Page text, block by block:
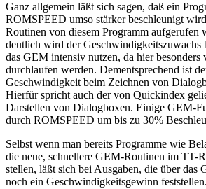
Ganz allgemein läßt sich sagen, daß ein
ROMSPEED umso stärker beschleunigt
Routinen von diesem Programm aufgerufen
deutlich wird der Geschwindigkeitszuwachs
das GEM intensiv nutzen, da hier besonders
durchlaufen werden. Dementsprechend ist
Geschwindigkeit beim Zeichnen von
Hierfür spricht auch der von Quickindex
Darstellen von Dialogboxen. Einige GEM-
durch ROMSPEED um bis zu 30%
Selbst wenn man bereits Programme wie
die neue, schnellere GEM-Routinen im TT-
stellen, läßt sich bei Ausgaben, die über das
noch ein Geschwindigkeitsgewinn feststellen.